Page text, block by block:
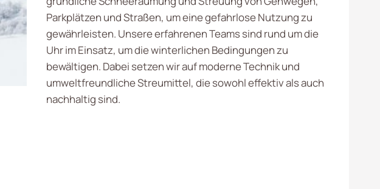
Parkplätzen und Straßen, um eine gefahrlose Nutzung zu
gewährleisten. Unsere erfahrenen Teams sind rund um die
Uhr im Einsatz, um die winterlichen Bedingungen zu
bewältigen. Dabei setzen wir auf moderne Technik und
umweltfreundliche Streumittel, die sowohl effektiv als auch
nachhaltig sind.